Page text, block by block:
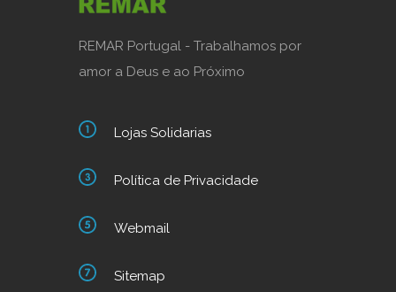
REMAR Portugal - Trabalhamos por
amor a Deus e ao Próximo
Lojas Solidarias
Política de Privacidade
Webmail
Sitemap